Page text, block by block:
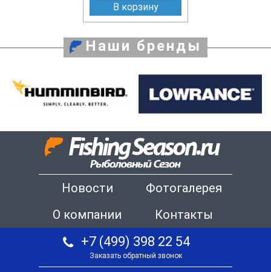
В корзину
Наши бренды
Новости
Фотогалерея
О компании
Контакты
+7 (499) 398 22 54
Заказать обратный звонок